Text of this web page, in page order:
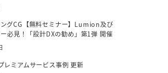
グCG【無料セミナー】Lumion及び
必見！「設計DXの勧め」第1弾 開催
ミアムサービス事例 更新